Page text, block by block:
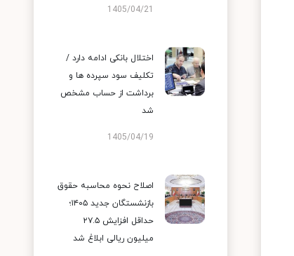
1405/04/21
اختلال بانکی ادامه دارد /
تکلیف سود سپرده ها و
برداشت از حساب مشخص
شد
1405/04/19
اصلاح نحوه محاسبه حقوق
بازنشستگان جدید ۱۴۰۵؛
حداقل افزایش ۲۷.۵
میلیون ریالی ابلاغ شد